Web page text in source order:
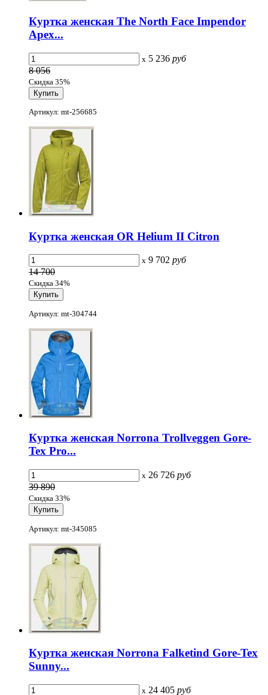
Куртка женская The North Face Impendor
Apex...
x 5 236 руб
8 056
Скидка 35%
Артикул: mt-256685
Куртка женская OR Helium II Citron
x 9 702 руб
14 700
Скидка 34%
Артикул: mt-304744
Куртка женская Norrona Trollveggen Gore-
Tex Pro...
x 26 726 руб
39 890
Скидка 33%
Артикул: mt-345085
Куртка женская Norrona Falketind Gore-Tex
Sunny...
x 24 405 руб